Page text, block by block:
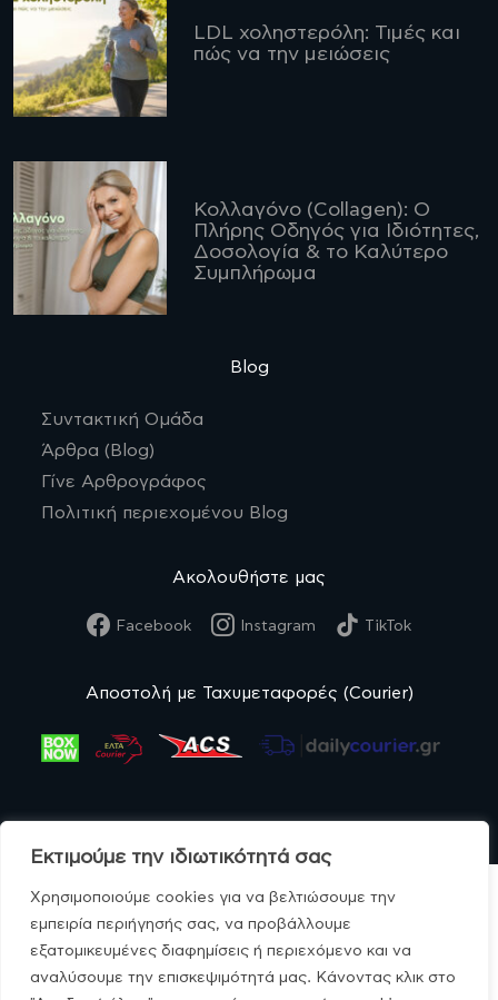
Εκτιμούμε την ιδιωτικότητά σας
Χρησιμοποιούμε cookies για να βελτιώσουμε την
εμπειρία περιήγησής σας, να προβάλλουμε
εξατομικευμένες διαφημίσεις ή περιεχόμενο και να
αναλύσουμε την επισκεψιμότητά μας. Κάνοντας κλικ στο
LDL χοληστερόλη: Τιμές και
πώς να την μειώσεις
Κολλαγόνο (Collagen): Ο
Πλήρης Οδηγός για Ιδιότητες,
Δοσολογία & το Καλύτερο
Συμπλήρωμα
Blog
Συντακτική Ομάδα
Άρθρα (Blog)
Γίνε Αρθρογράφος
Πολιτική περιεχομένου Blog
Ακολουθήστε μας
Facebook Instagram TikTok
Αποστολή με Ταχυμεταφορές (Courier)
© MonoBio.gr 2020-2026.